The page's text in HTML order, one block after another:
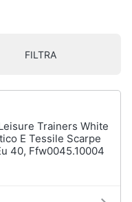
FILTRA
Trainers White
E Tessile Scarpe
40, Ffw0045.10004